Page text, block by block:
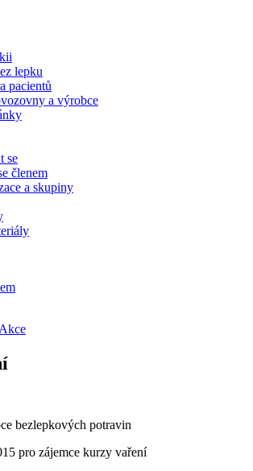
lepku
pacientů
a výrobce
se
členem
a skupiny
Akce
bezlepkových potravin
pro zájemce kurzy vaření